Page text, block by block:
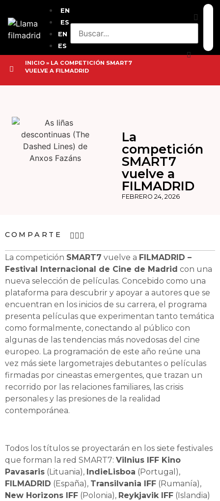
EN
ES
EN
ES
INICIO » LA COMPETICIÓN SMART7
VUELVE A FILMADRID
La
competición
SMART7
vuelve a
FILMADRID
FEBRERO 24, 2026
COMPARTE
La competición SMART7 vuelve a FILMADRID –
Festival Internacional de Cine de Madrid con una
nueva selección de películas. Concebido como una
plataforma para descubrir y apoyar a autores que se
encuentran en los inicios de su carrera, el programa
presenta películas que experimentan tanto temática
como formalmente, conectando al público con
algunas de las tendencias más novedosas del cine
europeo. La programación de este año reúne una
vez más siete largometrajes debutantes o películas
firmadas por cineastas emergentes, que trazan un
recorrido por las relaciones familiares, las crisis
personales y las presiones de la realidad
contemporánea.
Todos los títulos se proyectarán en los siete festivales
que forman la red SMART7: Vilnius IFF Kino
Pavasaris (Lituania), IndieLisboa (Portugal),
FILMADRID (España), Transilvania IFF (Rumanía),
New Horizons IFF (Polonia), Reykjavik IFF (Islandia)